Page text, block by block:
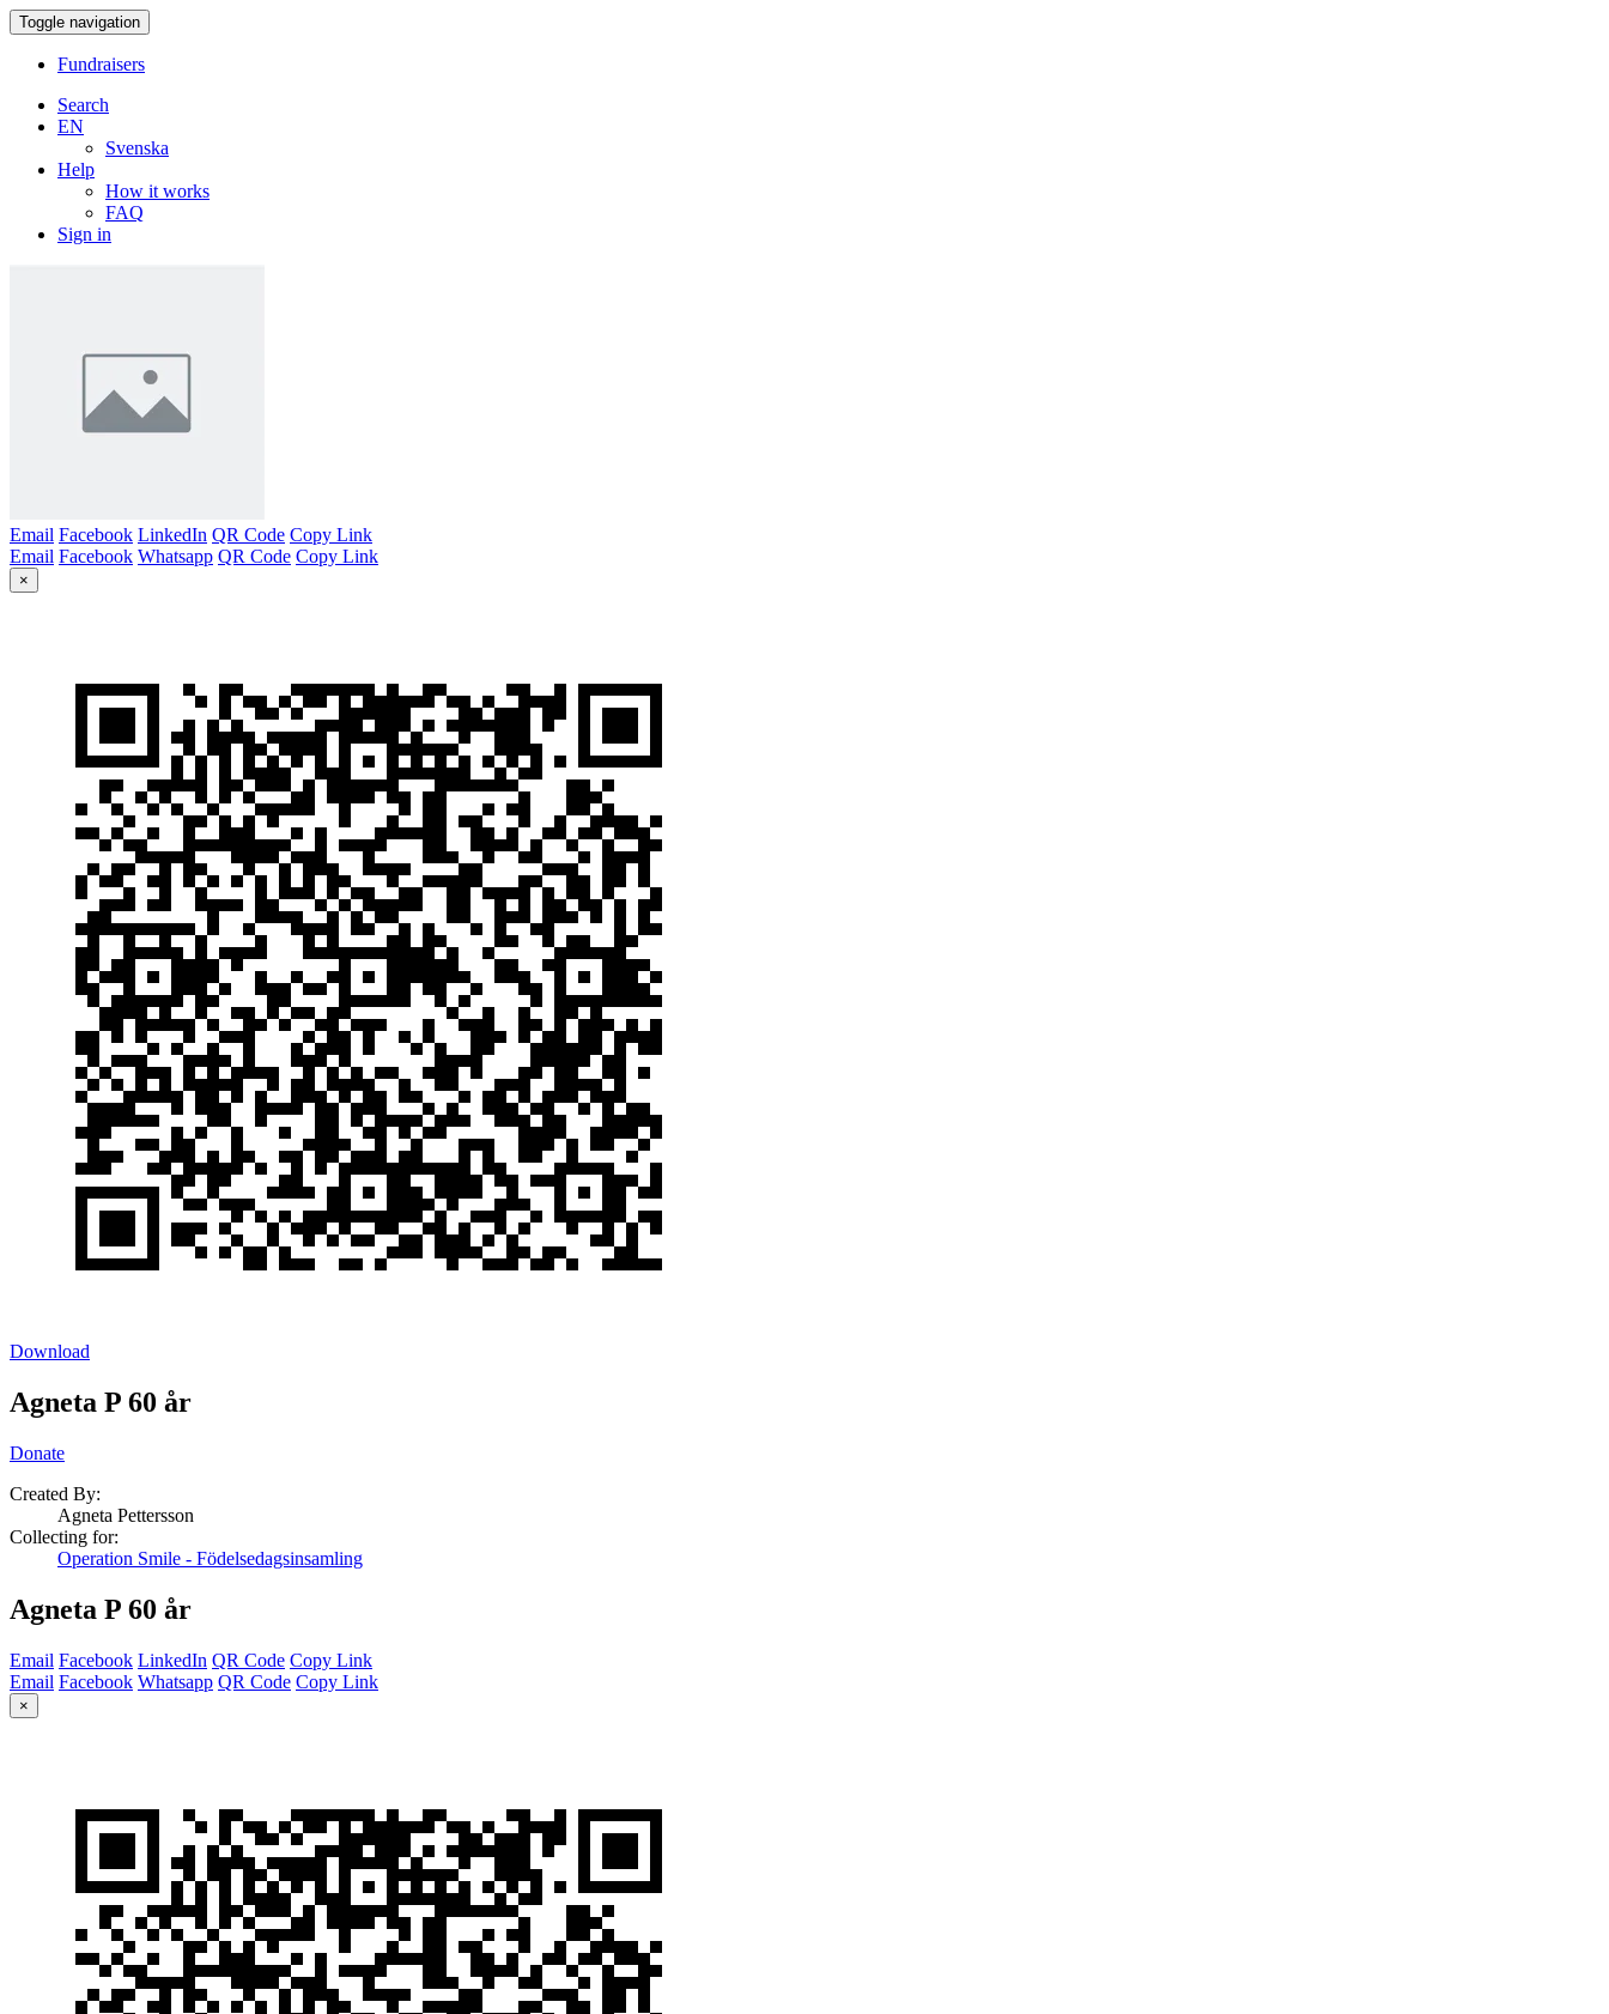
Toggle navigation
Fundraisers
Search
EN
Svenska
Help
How it works
FAQ
Sign in
Email Facebook LinkedIn QR Code Copy Link
Email Facebook Whatsapp QR Code Copy Link
×
Download
Agneta P 60 år
Donate
Created By:
Agneta Pettersson
Collecting for:
Operation Smile - Födelsedagsinsamling
Agneta P 60 år
Email Facebook LinkedIn QR Code Copy Link
Email Facebook Whatsapp QR Code Copy Link
×